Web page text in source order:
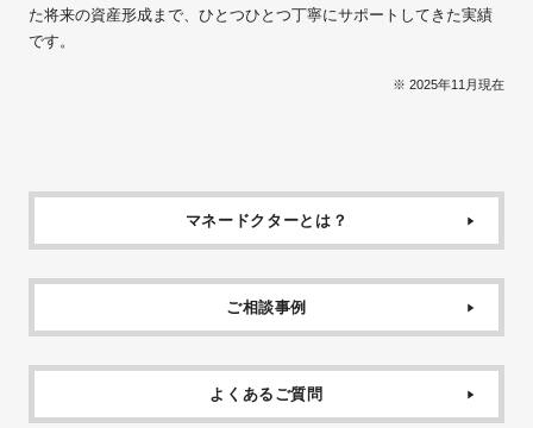
た将来の資産形成まで、ひとつひとつ丁寧にサポートしてきた実績
です。
※ 2025年11月現在
マネードクターとは？
ご相談事例
よくあるご質問